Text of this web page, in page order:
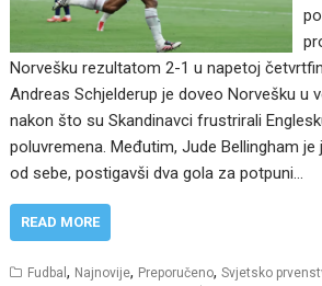
Norvešku rezultatom 2-1 u napetoj
Andreas Schjelderup je doveo Norvešku u
nakon što su Skandinavci frustrirali
poluvremena. Međutim, Jude Bellingham
od sebe, postigavši dva gola za potpuni…
READ MORE
Fudbal, Najnovije, Preporučeno,Svjetsko